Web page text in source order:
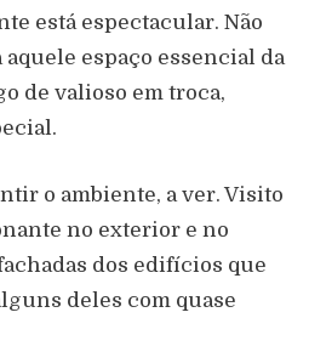
está espectacular. Não
espaço essencial da
de valioso em troca,
o ambiente, a ver. Visito
no exterior e no
dos edifícios que
deles com quase